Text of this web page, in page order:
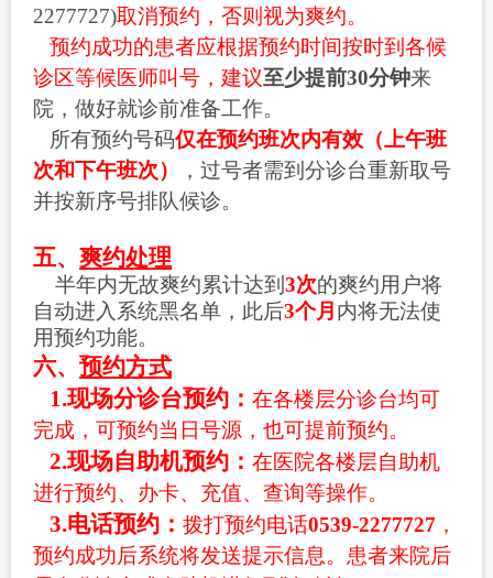
2277727)取消预约，否则视为爽约。
预约成功的患者应根据预约时间按时到各候
诊区等候医师叫号，建议至少提前30分钟来
院，做好就诊前准备工作。
所有预约号码仅在预约班次内有效（上午班
次和下午班次）
，过号者需到分诊台重新取号
并按新序号排队候诊。
五、 爽约处理
半年内无故爽约累计达到 3次的爽约用户将
自动进入系统黑名单，此后3个月 内将无法使
用预约功能。
六、 预约方式
1.现场分诊台预约： 在各楼层分诊台均可
完成，可预约当日号源，也可提前预约。
2.现场自助机预约： 在医院各楼层自助机
进行预约、办卡、充值、查询等操作。
3.电话预约： 拨打预约电话0539-2277727 ，
预约成功后系统将发送提示信息。患者来院后